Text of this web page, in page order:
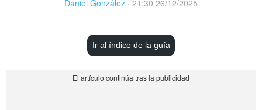
Daniel González · 21:30 26/12/2025
Ir al índice de la guía